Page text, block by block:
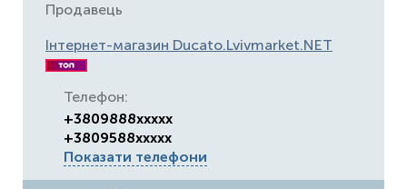
Продавець
Інтернет-магазин Ducato.Lvivmarket.NET
Телефон:
+3809888xxxxx
+3809588xxxxx
Показати телефони